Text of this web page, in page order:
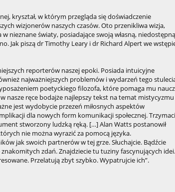
kryształ, w którym przegląda się doświadczenie
wizjonerów naszych czasów. Oto przenikliwa wizja,
nieznane światy, posiadające swoją własną, niedostępną
Jak piszą dr Timothy Leary i dr Richard Alpert we
reporterów naszej epoki. Posiada intuicyjne
najważniejszych problemów i wydarzeń tego
poetyckiego filozofa, które pomaga mu
nasze ręce bodajże najlepszy tekst na temat mistycyzmu
jest wydobycie przezeń miłosnych aspektów
dla nowych form komunikacji społecznej.
stworzony ludzką ręką. […] Alan Watts postanowił
nie można wyrazić za pomocą języka.
jak swoich partnerów w tej grze. Słuchajcie. Bądźcie
zdań. Znajdziecie tu tuziny fascynujących idei.
Przelatują zbyt szybko. Wypatrujcie ich”.